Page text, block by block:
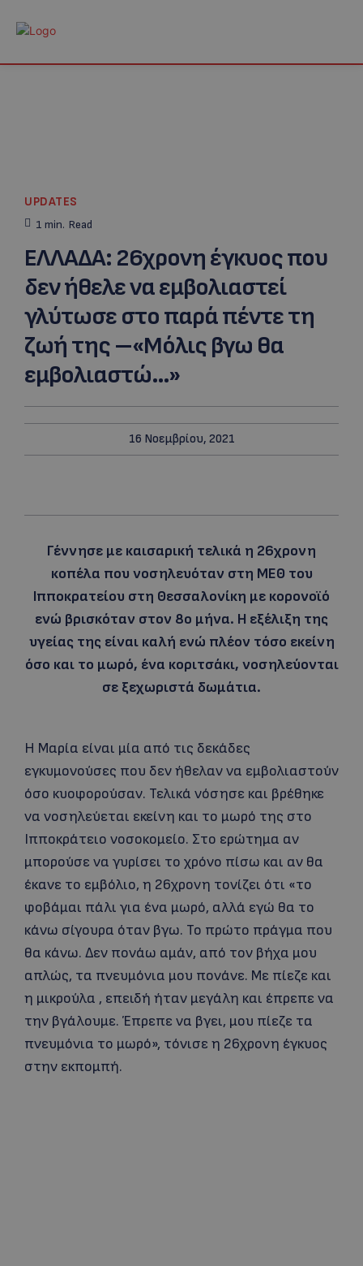
UPDATES
1 min. Read
ΕΛΛΑΔΑ: 26χρονη έγκυος που
δεν ήθελε να εμβολιαστεί
γλύτωσε στο παρά πέντε τη
ζωή της –«Μόλις βγω θα
εμβολιαστώ…»
16 Νοεμβρίου, 2021
Γέννησε με καισαρική τελικά η 26χρονη
κοπέλα που νοσηλευόταν στη ΜΕΘ του
Ιπποκρατείου στη Θεσσαλονίκη με κορονοϊό
ενώ βρισκόταν στον 8ο μήνα. Η εξέλιξη της
υγείας της είναι καλή ενώ πλέον τόσο εκείνη
όσο και το μωρό, ένα κοριτσάκι, νοσηλεύονται
σε ξεχωριστά δωμάτια.
Η Μαρία είναι μία από τις δεκάδες
εγκυμονούσες που δεν ήθελαν να εμβολιαστούν
όσο κυοφορούσαν. Τελικά νόσησε και βρέθηκε
να νοσηλεύεται εκείνη και το μωρό της στο
Ιπποκράτειο νοσοκομείο. Στο ερώτημα αν
μπορούσε να γυρίσει το χρόνο πίσω και αν θα
έκανε το εμβόλιο, η 26χρονη τονίζει ότι «το
φοβάμαι πάλι για ένα μωρό, αλλά εγώ θα το
κάνω σίγουρα όταν βγω. Το πρώτο πράγμα που
θα κάνω. Δεν πονάω αμάν, από τον βήχα μου
απλώς, τα πνευμόνια μου πονάνε. Με πίεζε και
η μικρούλα , επειδή ήταν μεγάλη και έπρεπε να
την βγάλουμε. Έπρεπε να βγει, μου πίεζε τα
πνευμόνια το μωρό», τόνισε η 26χρονη έγκυος
στην εκπομπή.